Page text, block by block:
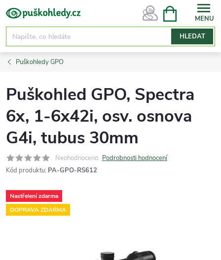
Přejít
na
obsah
HLEDAT
NÁKUPNÍ
Puškohledy GPO
Puškohled GPO, Spectra
6x, 1-6x42i, osv. osnova
G4i, tubus 30mm
Neohodnoceno Podrobnosti hodnocení
Kód produktu: PA-GPO-RS612
Nastřelení zdarma
DOPRAVA ZDARMA